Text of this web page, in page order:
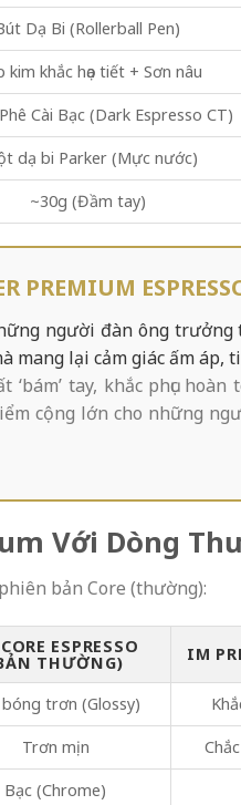
Dạ Bi (Rollerball Pen)
kim khắc họa tiết + Sơn nâu
Cài Bạc (Dark Espresso CT)
dạ bi Parker (Mực nước)
~30g (Đầm tay)
PREMIUM
người đàn ông trưởng
lại cảm giác ấm áp,
tay, khắc phục hoàn
cộng lớn cho những
Với Dòng
bản Core (thường):
ESPRESSO
THƯỜNG) IM
bóng trơn (Glossy)
Trơn mịn
Bạc (Chrome)